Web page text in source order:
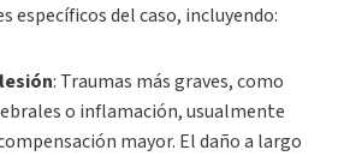
específicos del caso, incluyendo:
: Traumas más graves, como
o inflamación, usualmente
mayor. El daño a largo